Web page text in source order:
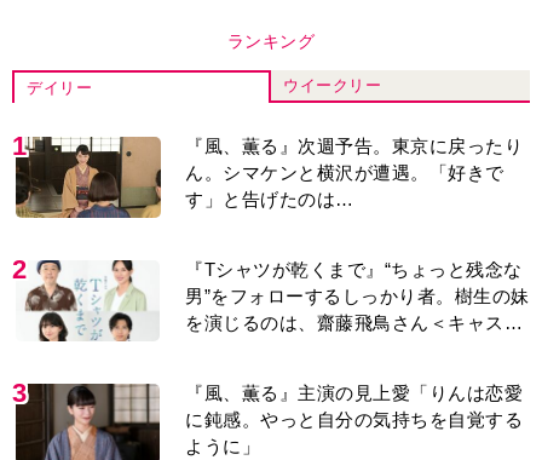
1
『風、薫る』次週予告。東京に戻ったり
す」と告げたのは…
2
『Tシャツが乾くまで』“ちょっと残念な
を演じるのは、齋藤飛鳥さん＜キャスト
紹介＞
『風、薫る』主演の見上愛「りんは恋愛
ように」
演歌歌手・市川由紀乃「更年期かと思っ